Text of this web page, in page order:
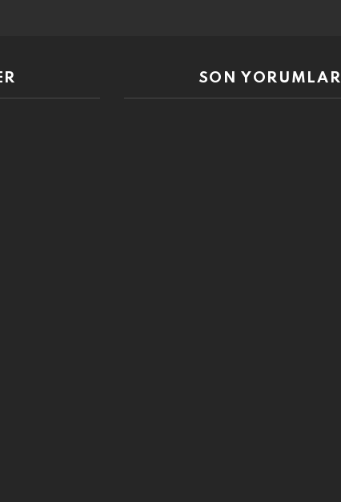
SON YORUMLAR